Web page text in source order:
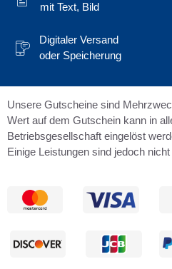
mit Text, Bild
Digitaler Versand
oder Speicherung
Unsere Gutscheine sind
Wert auf dem Gutschein kann in
Betriebsgesellschaft eingelöst
Einige Leistungen sind jedoch